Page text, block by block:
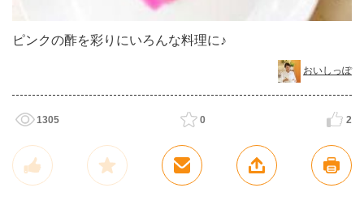
ピンクの酢を彩りにいろんな料理に♪
おいしっぽ
1305 0 2